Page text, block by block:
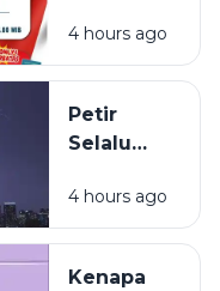
Pajak Dan
Paspor
Warga
Sosa
4 hours ago
Petir
Selalu
Lebih Dulu
daripada
4 hours ago
Kenapa